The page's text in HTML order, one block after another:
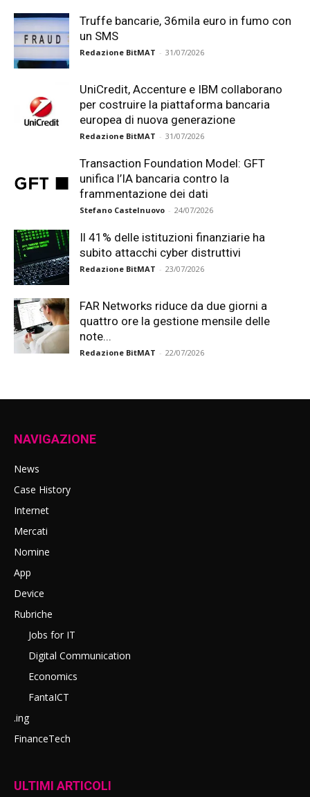
Truffe bancarie, 36mila euro in fumo con
un SMS
Redazione BitMAT - 31/07/2026
UniCredit, Accenture e IBM collaborano
per costruire la piattaforma bancaria
europea di nuova generazione
Redazione BitMAT - 31/07/2026
Transaction Foundation Model: GFT
unifica l’IA bancaria contro la
frammentazione dei dati
Stefano Castelnuovo - 24/07/2026
Il 41% delle istituzioni finanziarie ha
subito attacchi cyber distruttivi
Redazione BitMAT - 23/07/2026
FAR Networks riduce da due giorni a
quattro ore la gestione mensile delle
note...
Redazione BitMAT - 22/07/2026
NAVIGAZIONE
News
Case History
Internet
Mercati
Nomine
App
Device
Rubriche
Jobs for IT
Digital Communication
Economics
FantaICT
.ing
FinanceTech
ULTIMI ARTICOLI